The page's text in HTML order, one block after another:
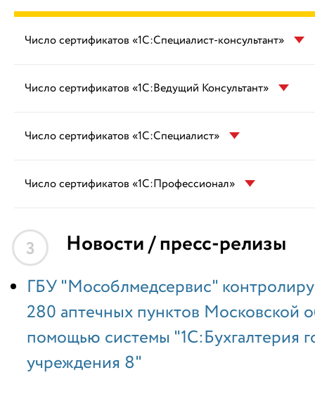
Число сертификатов «1С:Специалист-консультант»
Число сертификатов «1С:Ведущий Консультант»
Число сертификатов «1С:Специалист»
Число сертификатов «1С:Профессионал»
3 Новости / пресс-релизы
ГБУ "Мособлмедсервис"
280 аптечных пунктов Московской
помощью системы "1С:Бухгалтерия
учреждения 8"